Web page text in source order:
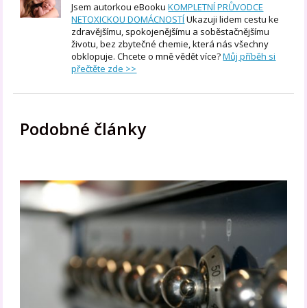
Jsem autorkou eBookuKOMPLETNÍ PRŮVODCE
NETOXICKOU DOMÁCNOSTÍUkazuji lidem cestu ke
zdravějšímu, spokojenějšímu a soběstačnějšímu
životu, bez zbytečné chemie, která nás všechny
obklopuje. Chcete o mně vědět více?Můj příběh si
přečtěte zde >>
Podobné články